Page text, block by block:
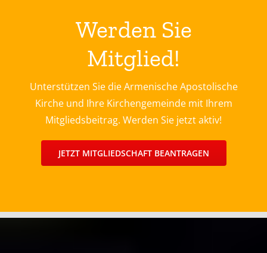
Werden Sie
Mitglied!
Unterstützen Sie die Armenische Apostolische
Kirche und Ihre Kirchengemeinde mit Ihrem
Mitgliedsbeitrag. Werden Sie jetzt aktiv!
JETZT MITGLIEDSCHAFT BEANTRAGEN